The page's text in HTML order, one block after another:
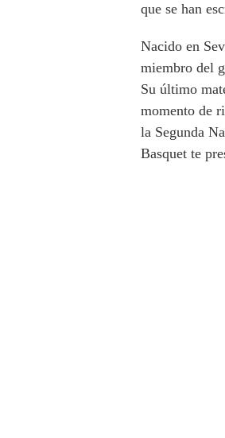
que se han
Nacido en
miembro del
Su último
momento de
la Segunda
Basquet te